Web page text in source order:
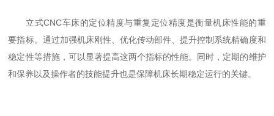
立式CNC车床的定位精度与重复定位精度是衡量机床性能的重
要指标。通过加强机床刚性、优化传动部件、提升控制系统精确度和
稳定性等措施，可以显著提高这两个指标的性能。同时，定期的维护
和保养以及操作者的技能提升也是保障机床长期稳定运行的关键。